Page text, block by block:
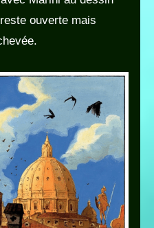
ouverte mais